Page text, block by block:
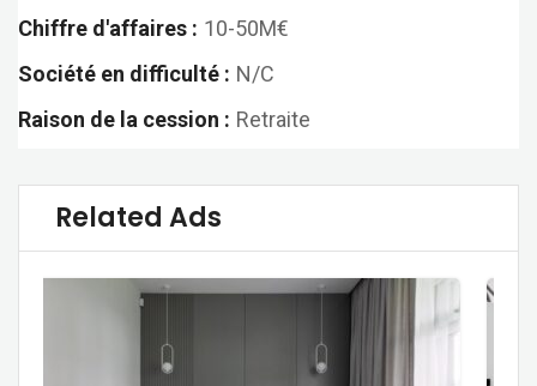
Chiffre d'affaires : 10-50M€
Société en difficulté : N/C
Raison de la cession : Retraite
Related Ads